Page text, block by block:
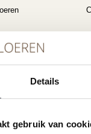
Details
gebruik van